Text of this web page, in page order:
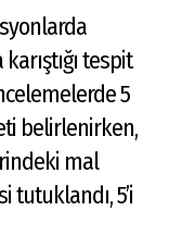
tespit
5
belirlenirken,
mal
tutuklandı, 5’i